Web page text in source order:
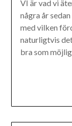
VI är vad vi
några år
med vilken
naturligtvis
bra som